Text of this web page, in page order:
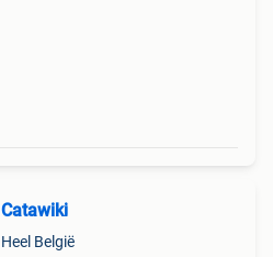
Catawiki
Heel België